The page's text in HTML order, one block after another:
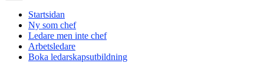
Startsidan
Ny som chef
Ledare men inte chef
Arbetsledare
Boka ledarskapsutbildning